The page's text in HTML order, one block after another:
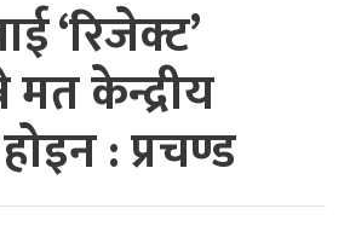
‘रिजेक्ट’
मत केन्द्रीय
: प्रचण्ड